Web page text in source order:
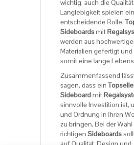
wichtig, auch die
Langlebigkeit spielen
entscheidende Rolle.
Sideboardsmit
werden aus
Materialien gefertigt
somit eine lange
Zusammenfassend
sagen, dass ein
Sideboardmit
sinnvolle Investition ist,
und Ordnung in Ihren
zu bringen. Bei der Wahl
richtigen Sideboards